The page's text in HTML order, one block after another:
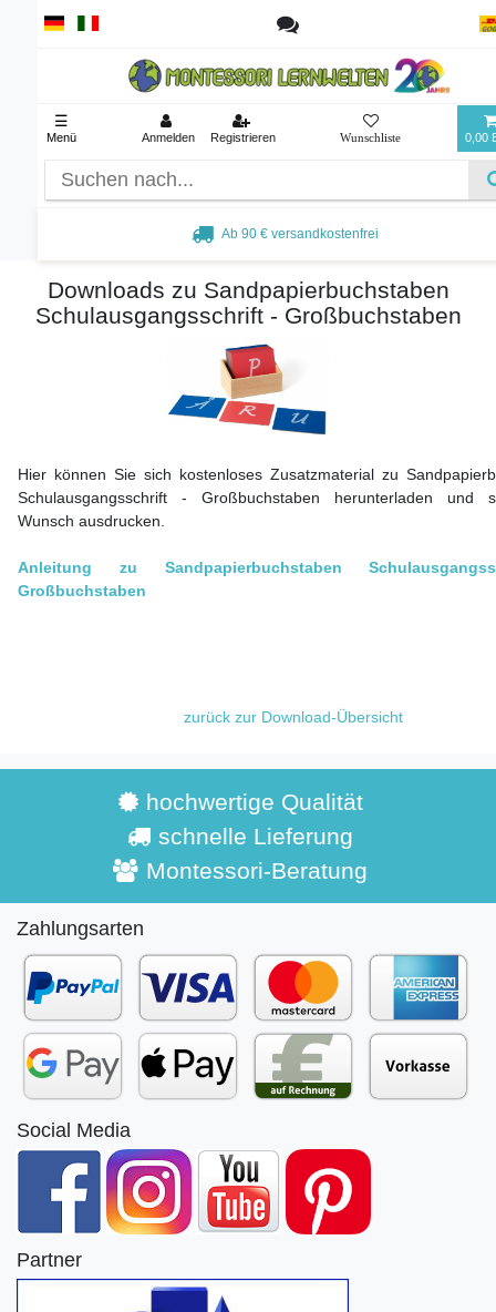
☰
Menü Anmelden Registrieren 0,00
Ab 90 € versandkostenfrei
Downloads zu Sandpapierbuchstaben
Schulausgangsschrift - Großbuchstaben
Hier können Sie sich kostenloses Zusatzmaterial zu
Schulausgangsschrift - Großbuchstaben herunterladen und
Wunsch ausdrucken.
Anleitung zu Sandpapierbuchstaben
Großbuchstaben
zurück zur Download-Übersicht
hochwertige Qualität
schnelle Lieferung
Montessori-Beratung
Zahlungsarten
Social Media
Partner